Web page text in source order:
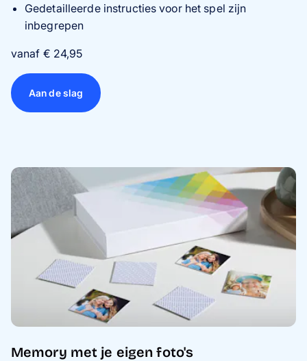
Gedetailleerde instructies voor het spel zijn
inbegrepen
vanaf € 24,95
Aan de slag
Memory met je eigen foto's